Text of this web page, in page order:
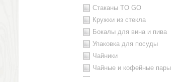
Стаканы TO GO
Кружки из стекла
Бокалы для вина и пива
Упаковка для посуды
Чайники
Чайные и кофейные пары